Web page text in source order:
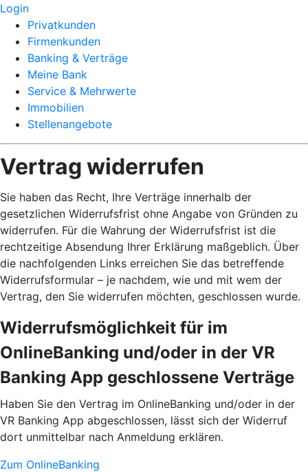
Login
Privatkunden
Firmenkunden
Banking & Verträge
Meine Bank
Service & Mehrwerte
Immobilien
Stellenangebote
Vertrag widerrufen
Sie haben das Recht, Ihre Verträge innerhalb der
gesetzlichen Widerrufsfrist ohne Angabe von Gründen zu
widerrufen. Für die Wahrung der Widerrufsfrist ist die
rechtzeitige Absendung Ihrer Erklärung maßgeblich. Über
die nachfolgenden Links erreichen Sie das betreffende
Widerrufsformular – je nachdem, wie und mit wem der
Vertrag, den Sie widerrufen möchten, geschlossen wurde.
Widerrufsmöglichkeit für im
OnlineBanking und/oder in der VR
Banking App geschlossene Verträge
Haben Sie den Vertrag im OnlineBanking und/oder in der
VR Banking App abgeschlossen, lässt sich der Widerruf
dort unmittelbar nach Anmeldung erklären.
Zum OnlineBanking